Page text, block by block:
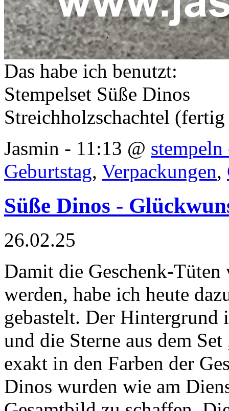
Das habe ich benutzt:
Stempelset Süße Dinos
Streichholzschachtel
Jasmin - 11:13 @
Geburtstag, Verpackungen,
Süße Dinos -
26.02.25
Damit die Geschenk-
werden, habe ich heute
gebastelt. Der Hintergrund
und die Sterne aus dem
exakt in den Farben der
Dinos wurden wie am